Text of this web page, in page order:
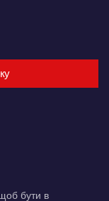
бути в